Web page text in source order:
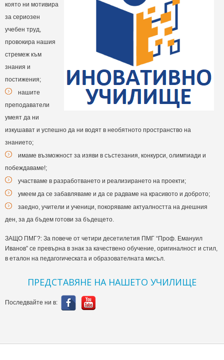
която ни мотивира
за сериозен
учебен труд,
провокира нашия
стремеж към
знания и
постижения;
нашите
преподаватели
умеят да ни
изкушават и успешно да ни водят в необятното пространство на
знанието;
имаме възможност за изяви в състезания, конкурси, олимпиади и
побеждаваме!;
участваме в разработването и реализирането на проекти;
умеем да се забавляваме и да се радваме на красивото и доброто;
заедно, учители и ученици, покоряваме актуалността на днешния
ден, за да бъдем готови за бъдещето.
ЗАЩО ПМГ?: За повече от четири десетилетия ПМГ “Проф. Емануил
Иванов” се превърна в знак за качествено обучение, оригиналност и стил,
в еталон на педагогическата и образователната мисъл.
ПРЕДСТАВЯНЕ НА НАШЕТО УЧИЛИЩЕ
Последвайте ни в: